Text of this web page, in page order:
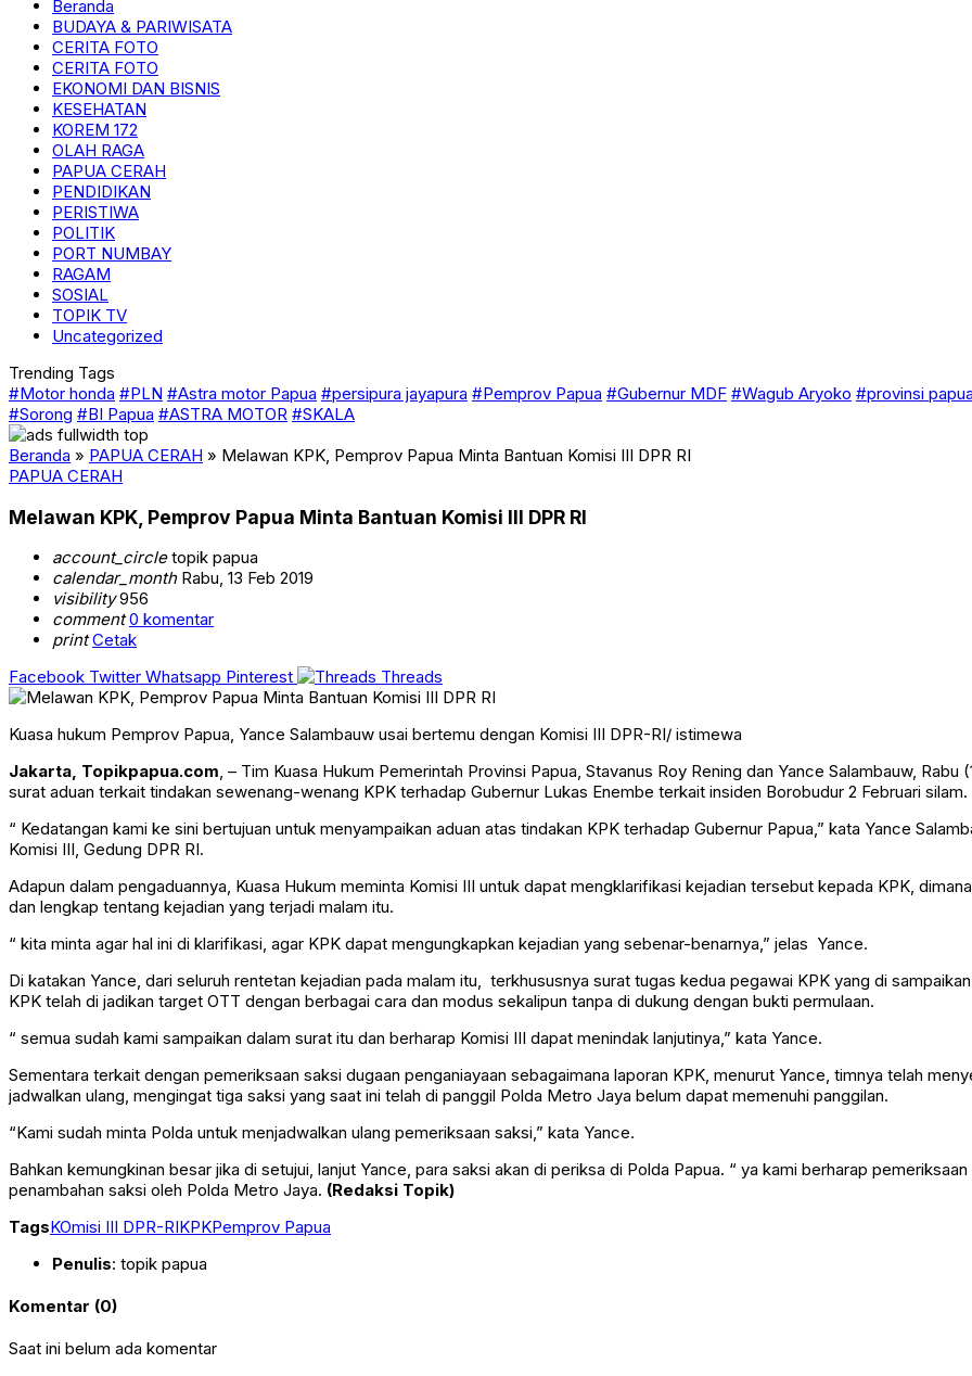
Beranda
BUDAYA & PARIWISATA
CERITA FOTO
CERITA FOTO
EKONOMI DAN BISNIS
KESEHATAN
KOREM 172
OLAH RAGA
PAPUA CERAH
PENDIDIKAN
PERISTIWA
POLITIK
PORT NUMBAY
RAGAM
SOSIAL
TOPIK TV
Uncategorized
Trending Tags
#Motor honda #PLN #Astra motor Papua #persipura jayapura #Pemprov Papua #Gubernur MDF #Wagub Aryoko #provinsi papua
#Sorong #BI Papua #ASTRA MOTOR #SKALA
Beranda » PAPUA CERAH » Melawan KPK, Pemprov Papua Minta Bantuan Komisi III DPR RI
PAPUA CERAH
Melawan KPK, Pemprov Papua Minta Bantuan Komisi III DPR RI
account_circletopik papua
calendar_monthRabu, 13 Feb 2019
visibility956
comment 0 komentar
print Cetak
Facebook Twitter Whatsapp Pinterest Threads
Kuasa hukum Pemprov Papua, Yance Salambauw usai bertemu dengan Komisi III DPR-RI/ istimewa
Jakarta, Topikpapua.com, – Tim Kuasa Hukum Pemerintah Provinsi Papua, Stavanus Roy Rening dan Yance Salambauw,
surat aduan terkait tindakan sewenang-wenang KPK terhadap Gubernur Lukas Enembe terkait insiden Borobudur 2 Februari silam.
“ Kedatangan kami ke sini bertujuan untuk menyampaikan aduan atas tindakan KPK terhadap Gubernur Papua,” kata Yance
Komisi III, Gedung DPR RI.
Adapun dalam pengaduannya, Kuasa Hukum meminta Komisi III untuk dapat mengklarifikasi kejadian tersebut kepada KPK,
dan lengkap tentang kejadian yang terjadi malam itu.
“ kita minta agar hal ini di klarifikasi, agar KPK dapat mengungkapkan kejadian yang sebenar-benarnya,” jelas Yance.
Di katakan Yance, dari seluruh rentetan kejadian pada malam itu, terkhususnya surat tugas kedua pegawai KPK yang di
KPK telah di jadikan target OTT dengan berbagai cara dan modus sekalipun tanpa di dukung dengan bukti permulaan.
“ semua sudah kami sampaikan dalam surat itu dan berharap Komisi III dapat menindak lanjutinya,” kata Yance.
Sementara terkait dengan pemeriksaan saksi dugaan penganiayaan sebagaimana laporan KPK, menurut Yance, timnya telah
jadwalkan ulang, mengingat tiga saksi yang saat ini telah di panggil Polda Metro Jaya belum dapat memenuhi panggilan.
“Kami sudah minta Polda untuk menjadwalkan ulang pemeriksaan saksi,” kata Yance.
Bahkan kemungkinan besar jika di setujui, lanjut Yance, para saksi akan di periksa di Polda Papua. “ ya kami berharap
penambahan saksi oleh Polda Metro Jaya. (Redaksi Topik)
TagsKOmisi III DPR-RIKPKPemprov Papua
Penulis: topik papua
Komentar (0)
Saat ini belum ada komentar